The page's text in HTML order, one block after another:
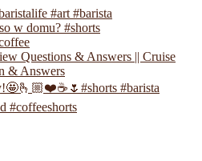
#art #barista
w domu? #shorts
Questions & Answers || Cruise
& Answers
#barista
#coffeeshorts